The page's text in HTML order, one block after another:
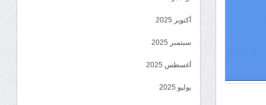
أكتوبر 2025
سبتمبر 2025
أغسطس 2025
يوليو 2025